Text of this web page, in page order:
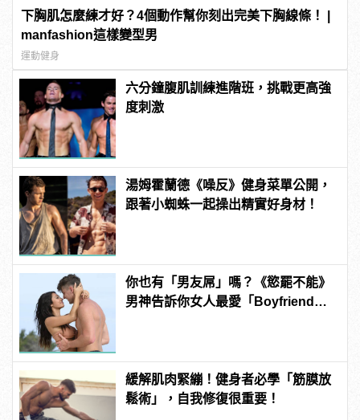
下胸肌怎麼練才好？4個動作幫你刻出完美下胸線條！ |
manfashion這樣變型男
運動健身
六分鐘腹肌訓練進階班，挑戰更高強
度刺激
湯姆霍蘭德《噪反》健身菜單公開，
跟著小蜘蛛一起操出精實好身材！
你也有「男友屌」嗎？《慾罷不能》
男神告訴你女人最愛「Boyfriend
緩解肌肉緊繃！健身者必學「筋膜放
鬆術」，自我修復很重要！